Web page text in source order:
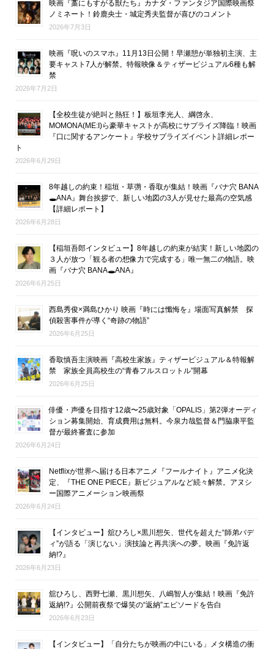
映画『藁にもすがる獣たち』カナダ・ファンタジア国際映画祭
ノミネート！鈴鹿央士・城定秀夫監督が喜びのコメント
2026年7月3日
映画『呪いのスマホ』11月13日公開！早瀬憩が単独初主演、主
要キャスト7人が解禁。特報映像＆ティザービジュアル6種も解
禁
2026年7月2日
【全校生徒が絶叫と熱狂！】板垣李光人、綱啓永、
MOMONA(ME:I)ら豪華キャストが高校にサプライズ降臨！映画
『口に関するアンケート』学校サプライズイベント詳細レポー
ト
2026年6月29日
8年越しの約束！稲垣・草彅・香取が集結！映画『バナ穴 BANA
🕳ANA』舞台挨拶で、新しい地図の3人が見せた最高の空気感
【詳細レポート】
2026年6月28日
【稲垣吾郎インタビュー】8年越しの約束が結実！新しい地図の
３人が放つ「観る者の想像力で完成する」唯一無二の物語。映
画『バナ穴 BANA🕳ANA』
2026年6月25日
西島秀俊×満島ひかり 映画『時には懺悔を』場面写真解禁 探
偵殺害事件が導く“奇跡の物語”
2026年6月25日
香取慎吾主演映画『高校生家族』ティザービジュアル＆特報解
禁 家族全員高校生の“青春フルスロットル”開幕
2026年6月25日
俳優・声優を目指す12歳〜25歳対象「OPALIS」第2弾オーディ
ション募集開始、育成費用は無料。今泉力哉監督＆門脇康平監
督が最終審査に参加
2026年6月24日
Netflixが世界へ届ける日本アニメ『フールナイト』アニメ化決
定、『THE ONE PIECE』新ビジュアルなど続々解禁。アヌシ
ー国際アニメーション映画祭
2026年6月24日
【インタビュー】舘ひろし×黒川想矢、世代を超えた“師弟バデ
ィ”が語る「演じない」演技論と再共演への夢。映画『免許返
納!?』
2026年6月23日
舘ひろし、西野七瀬、黒川想矢、八嶋智人が集結！映画『免許
返納!?』公開前夜祭で爆笑の“返納”エピソードを告白
2026年6月23日
【インタビュー】「自分たちが映画の中にいる」メタ構造の衝